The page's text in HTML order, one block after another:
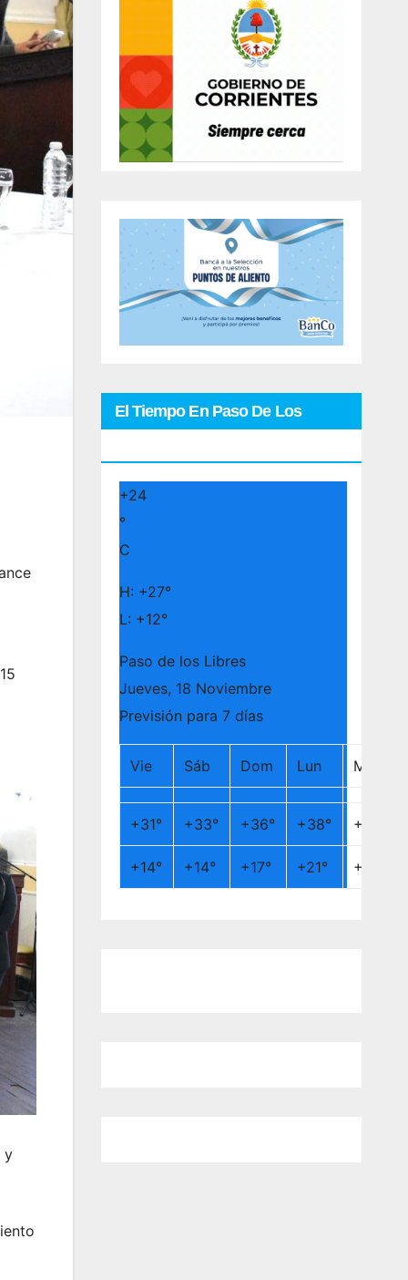
y
El Tiempo En Paso De Los
+24
°
C
H: +27°
L: +12°
Paso de los Libres
Jueves, 18 Noviembre
Previsión para 7 días
Vie Sáb Dom Lun Mar
+31° +33° +36° +38° +
+14° +14° +17° +21° +